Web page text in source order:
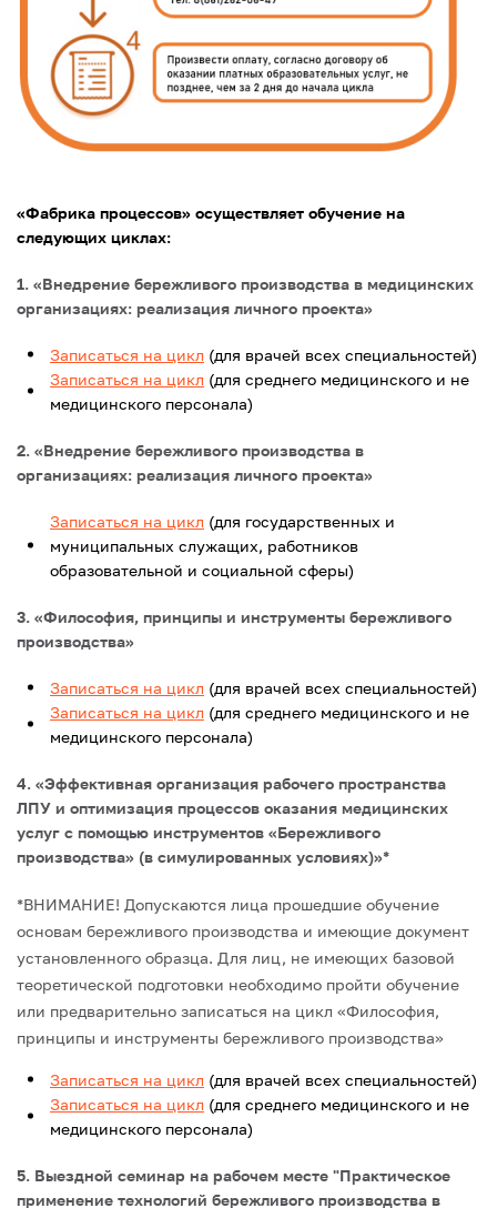
«Фабрика процессов» осуществляет обучение на
следующих циклах:
1. «Внедрение бережливого производства в медицинских
организациях: реализация личного проекта»
Записаться на цикл (для врачей всех специальностей)
Записаться на цикл (для среднего медицинского и не
медицинского персонала)
2. «Внедрение бережливого производства в
организациях: реализация личного проекта»
Записаться на цикл (для государственных и
муниципальных служащих, работников
образовательной и социальной сферы)
3. «Философия, принципы и инструменты бережливого
производства»
Записаться на цикл (для врачей всех специальностей)
Записаться на цикл (для среднего медицинского и не
медицинского персонала)
4. «Эффективная организация рабочего пространства
ЛПУ и оптимизация процессов оказания медицинских
услуг с помощью инструментов «Бережливого
производства» (в симулированных условиях)»*
*ВНИМАНИЕ! Допускаются лица прошедшие обучение
основам бережливого производства и имеющие документ
установленного образца. Для лиц, не имеющих базовой
теоретической подготовки необходимо пройти обучение
или предварительно записаться на цикл «Философия,
принципы и инструменты бережливого производства»
Записаться на цикл (для врачей всех специальностей)
Записаться на цикл (для среднего медицинского и не
медицинского персонала)
5. Выездной семинар на рабочем месте "Практическое
применение технологий бережливого производства в